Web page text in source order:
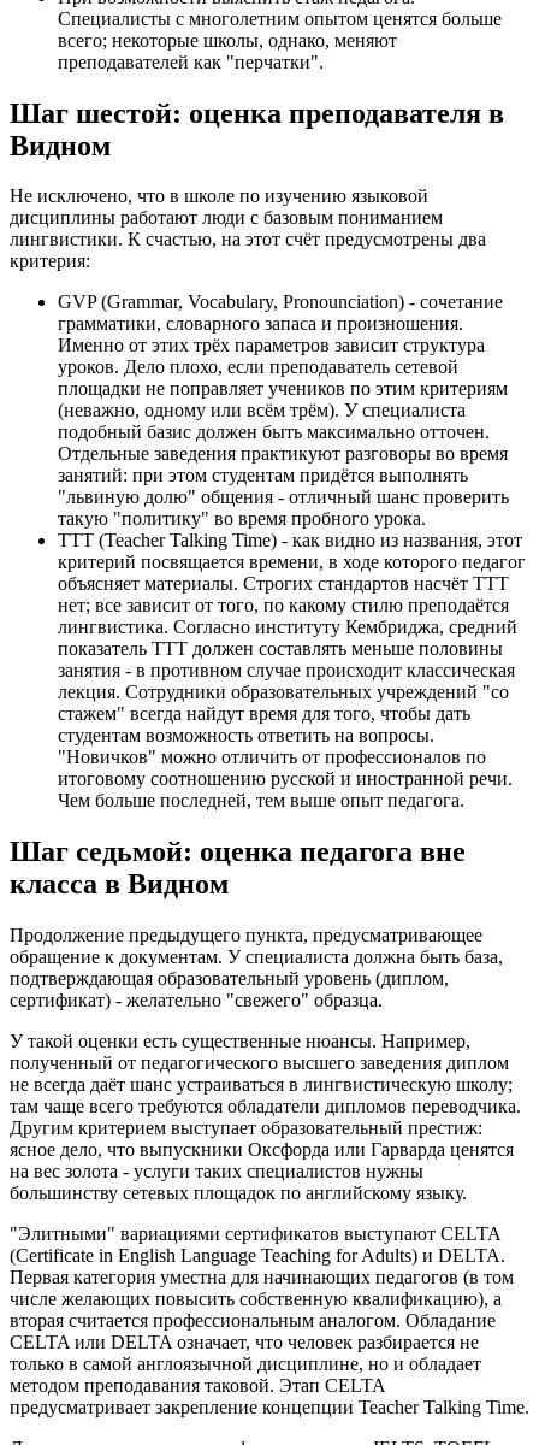
Специалисты с многолетним опытом ценятся больше
всего; некоторые школы, однако, меняют
преподавателей как "перчатки".
Шаг шестой: оценка преподавателя в
Видном
Не исключено, что в школе по изучению языковой
дисциплины работают люди с базовым пониманием
лингвистики. К счастью, на этот счёт предусмотрены два
критерия:
GVP (Grammar, Vocabulary, Pronounciation) - сочетание
грамматики, словарного запаса и произношения.
Именно от этих трёх параметров зависит структура
уроков. Дело плохо, если преподаватель сетевой
площадки не поправляет учеников по этим критериям
(неважно, одному или всём трём). У специалиста
подобный базис должен быть максимально отточен.
Отдельные заведения практикуют разговоры во время
занятий: при этом студентам придётся выполнять
"львиную долю" общения - отличный шанс проверить
такую "политику" во время пробного урока.
TTT (Teacher Talking Time) - как видно из названия, этот
критерий посвящается времени, в ходе которого педагог
объясняет материалы. Строгих стандартов насчёт TTT
нет; все зависит от того, по какому стилю преподаётся
лингвистика. Согласно институту Кембриджа, средний
показатель TTT должен составлять меньше половины
занятия - в противном случае происходит классическая
лекция. Сотрудники образовательных учреждений "со
стажем" всегда найдут время для того, чтобы дать
студентам возможность ответить на вопросы.
"Новичков" можно отличить от профессионалов по
итоговому соотношению русской и иностранной речи.
Чем больше последней, тем выше опыт педагога.
Шаг седьмой: оценка педагога вне
класса в Видном
Продолжение предыдущего пункта, предусматривающее
обращение к документам. У специалиста должна быть база,
подтверждающая образовательный уровень (диплом,
сертификат) - желательно "свежего" образца.
У такой оценки есть существенные нюансы. Например,
полученный от педагогического высшего заведения диплом
не всегда даёт шанс устраиваться в лингвистическую школу;
там чаще всего требуются обладатели дипломов переводчика.
Другим критерием выступает образовательный престиж:
ясное дело, что выпускники Оксфорда или Гарварда ценятся
на вес золота - услуги таких специалистов нужны
большинству сетевых площадок по английскому языку.
"Элитными" вариациями сертификатов выступают CELTA
(Certificate in English Language Teaching for Adults) и DELTA.
Первая категория уместна для начинающих педагогов (в том
числе желающих повысить собственную квалификацию), а
вторая считается профессиональным аналогом. Обладание
CELTA или DELTA означает, что человек разбирается не
только в самой англоязычной дисциплине, но и обладает
методом преподавания таковой. Этап CELTA
предусматривает закрепление концепции Teacher Talking Time.